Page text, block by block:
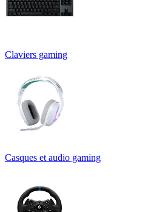
Claviers gaming
Casques et audio gaming